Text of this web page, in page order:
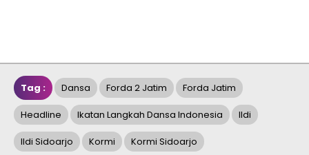
Tag : Dansa Forda 2 Jatim Forda Jatim
Headline Ikatan Langkah Dansa Indonesia Ildi
Ildi Sidoarjo Kormi Kormi Sidoarjo